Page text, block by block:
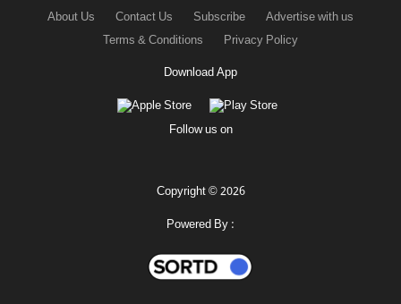
About Us Contact Us Subscribe
Advertise with us
Terms & Conditions
Privacy Policy
Download App
Follow us on
Copyright © 2026
Powered By :